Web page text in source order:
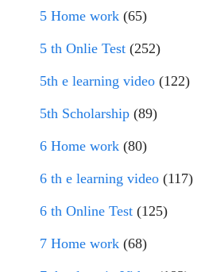
5 Home work (65)
5 th Onlie Test (252)
5th e learning video (122)
5th Scholarship (89)
6 Home work (80)
6 th e learning video (117)
6 th Online Test (125)
7 Home work (68)